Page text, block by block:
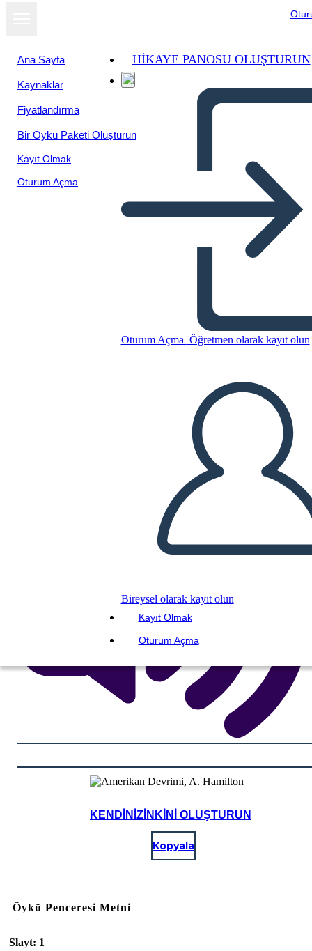
Ana Sayfa
Kaynaklar
Fiyatlandırma
Bir Öykü Paketi Oluşturun
Kayıt Olmak
Oturum Açma
HIKAYE PANOSU OLUŞTURUN
Oturum Açma Öğretmen olarak kayıt olun
Bireysel olarak kayıt olun
Kayıt Olmak
Oturum Açma
Amerikan Devrimi, A.
Hamilton
Bu Öykü Panosunu kopyala
BİR HİKAYE PANOSU OLUŞTUR
SLAYT GÖSTERİSİNİ OYNAT
BENİ OKU
KENDINIZINKINI OLUŞTURUN
Kopyala
Öykü Penceresi Metni
Slayt: 1